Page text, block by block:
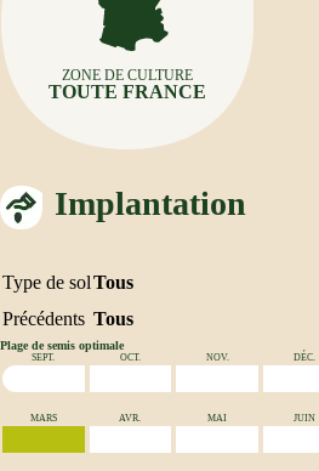
ZONE DE CULTURE
TOUTE FRANCE
Implantation
Type de solTous
Précédents Tous
Plage de semis optimale
SEPT. OCT. NOV. DÉC.
MARS AVR. MAI JUIN